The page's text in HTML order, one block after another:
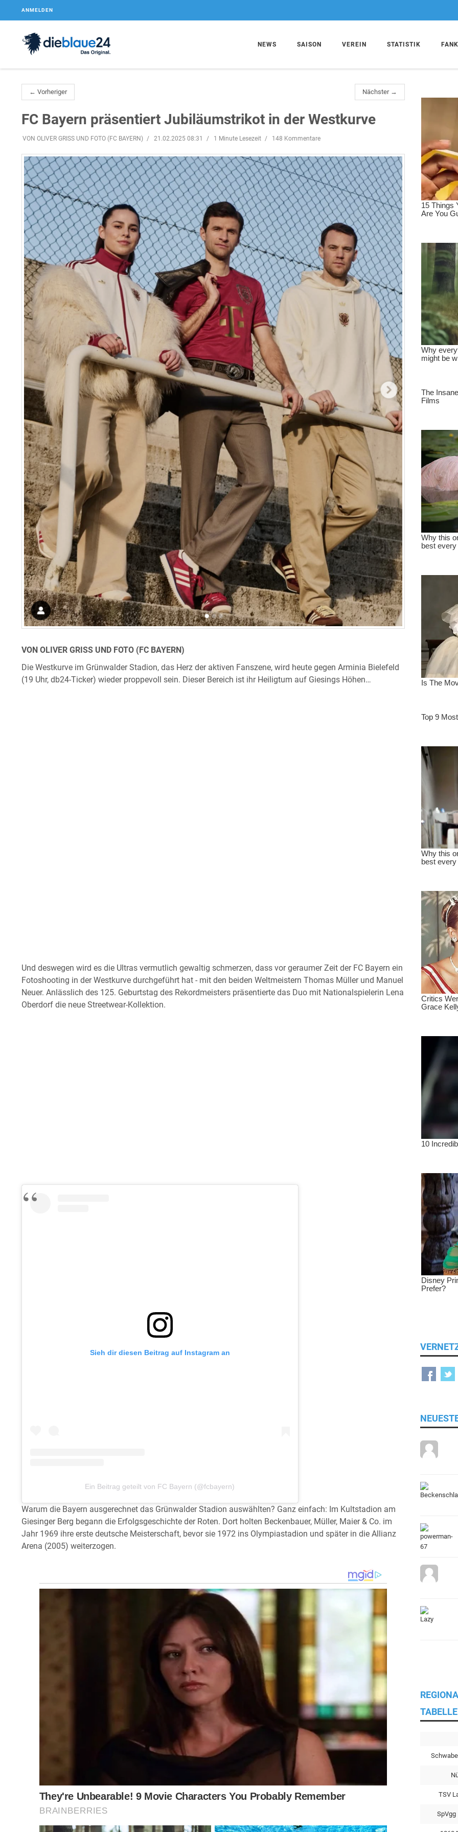
ANMELDEN
NEWS SAISON VEREIN STATISTIK
← Vorheriger Nächster →
FC Bayern präsentiert Jubiläumstrikot in der Westkurve
VON OLIVER GRISS UND FOTO (FC BAYERN) 21.02.2025 08:31 1 Minute Lesezeit 148 Kommentare
VON OLIVER GRISS UND FOTO (FC BAYERN)
Die Westkurve im Grünwalder Stadion, das Herz der aktiven Fanszene, wird heute gegen Arminia Bielefeld
(19 Uhr, db24-Ticker) wieder proppevoll sein. Dieser Bereich ist ihr Heiligtum auf Giesings Höhen…
Und deswegen wird es die Ultras vermutlich gewaltig schmerzen, dass vor geraumer Zeit der FC Bayern ein
Fotoshooting in der Westkurve durchgeführt hat - mit den beiden Weltmeistern Thomas Müller und Manuel
Neuer. Anlässlich des 125. Geburtstag des Rekordmeisters präsentierte das Duo mit Nationalspielerin Lena
Oberdorf die neue Streetwear-Kollektion.
Sieh dir diesen Beitrag auf Instagram an
Ein Beitrag geteilt von FC Bayern (@fcbayern)
Warum die Bayern ausgerechnet das Grünwalder Stadion auswählten? Ganz einfach: Im Kultstadion am
Giesinger Berg begann die Erfolgsgeschichte der Roten. Dort holten Beckenbauer, Müller, Maier & Co. im
Jahr 1969 ihre erste deutsche Meisterschaft, bevor sie 1972 ins Olympiastadion und später in die Allianz
Arena (2005) weiterzogen.
TABELLE
TSV
SpVgg